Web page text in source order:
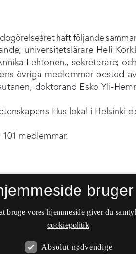
bruge vores hjemmeside giver du
cookiepolitik
Absolut nødvendige